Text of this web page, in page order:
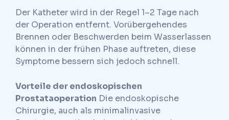
Der Katheter wird in der Regel 1–2 Tage nach
der Operation entfernt. Vorübergehendes
Brennen oder Beschwerden beim Wasserlassen
können in der frühen Phase auftreten, diese
Symptome bessern sich jedoch schnell.
Vorteile der endoskopischen
Prostataoperation Die endoskopische
Chirurgie, auch als minimalinvasive